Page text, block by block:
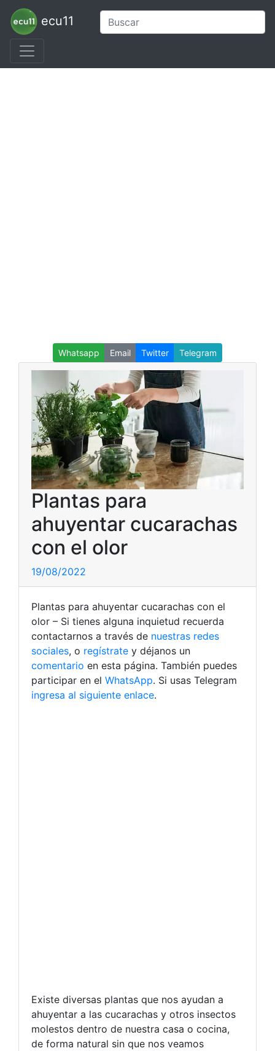
ecu11
Whatsapp Email Twitter Telegram
Plantas para
ahuyentar cucarachas
con el olor
19/08/2022
Plantas para ahuyentar cucarachas con el
olor – Si tienes alguna inquietud recuerda
contactarnos a través de nuestras redes
sociales, o regístrate y déjanos un
comentario en esta página. También puedes
participar en el WhatsApp. Si usas Telegram
ingresa al siguiente enlace.
Existe diversas plantas que nos ayudan a
ahuyentar a las cucarachas y otros insectos
molestos dentro de nuestra casa o cocina,
de forma natural sin que nos veamos